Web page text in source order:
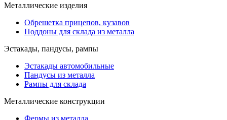
Металлические изделия
Обрешетка прицепов, кузавов
Поддоны для склада из металла
Эстакады, пандусы, рампы
Эстакады автомобильные
Пандусы из металла
Рампы для склада
Металлические конструкции
Фермы из металла